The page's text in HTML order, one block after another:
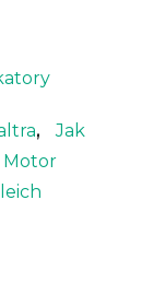
,
Jak
Motor